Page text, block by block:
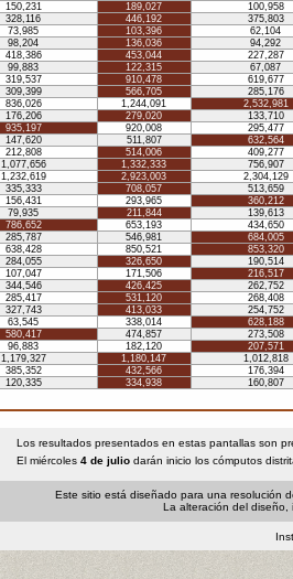
150,231 189,027
100,958
328,116 446,192
375,803
73,985 103,396
62,104
98,204 136,036
94,292
418,386 453,044
227,287
99,883 122,315
67,087
319,537 910,478
619,677
309,399 566,705
285,176
836,026 1,244,091
2,532,981
176,206 279,020
133,710
935,197 920,008
295,477
147,620 511,807
632,564
212,808 514,006
409,277
1,077,656 1,332,333
756,907
1,232,619 2,923,003
2,304,129
335,333 708,057
513,659
156,431 293,965
360,212
79,935 211,844
139,613
786,652 653,193
434,650
285,787 546,981
684,005
638,428 850,521
853,320
284,055 326,650
190,514
107,047 171,506
216,517
344,546 426,425
262,752
285,417 531,120
268,408
327,743 413,033
254,752
63,545 338,014
628,188
580,417 474,857
273,508
96,883 182,120
207,571
1,179,327 1,180,147
1,012,818
385,352 432,566
176,394
120,335 334,938 160,807
Los resultados presentados en estas pantallas son
El miércoles4 de juliodarán inicio los cómputos
Este sitio está diseñado para una resolución
La alteración del